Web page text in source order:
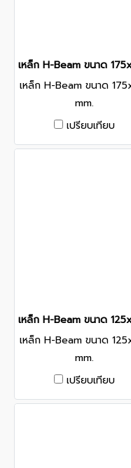
เหล็ก H-Beam ขนาด
เหล็ก H-Beam ขนาด
mm.
เปรียบเทียบ
เหล็ก H-Beam ขนาด
เหล็ก H-Beam ขนาด
mm.
เปรียบเทียบ